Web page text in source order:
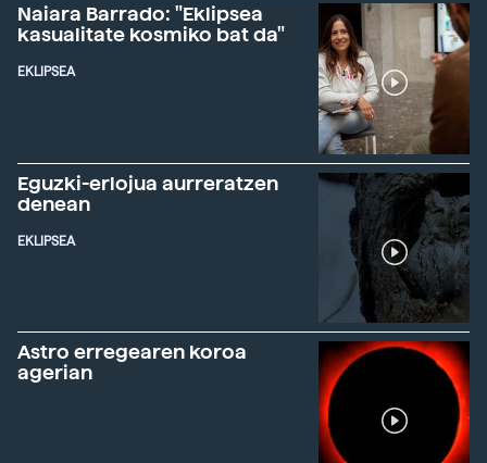
Naiara Barrado: "Eklipsea
kasualitate kosmiko bat da"
EKLIPSEA
Eguzki-erlojua aurreratzen
denean
EKLIPSEA
Astro erregearen koroa
agerian